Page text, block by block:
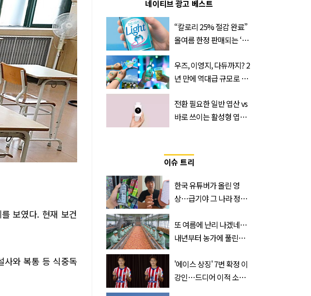
보였다. 현재 보건
사와 복통 등 식중독
네이티브 광고 베스트
“칼로리 25% 절감 완료”
올여름 한정 판매되는 ‘최
우즈, 이영지, 다듀까지? 2
년 만에 역대급 규모로 돌
벌’
전환 필요한 일반 엽산 vs
바로 쓰이는 활성형 엽
이슈 트리
한국 유튜버가 올린 영
상…급기야 그 나라 정부
또 여름에 난리 나겠네…
내년부터 농가에 풀린다는
'에이스 상징' 7번 확정 이
강인…드디어 이적 소감